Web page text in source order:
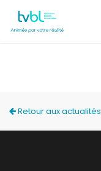
Retour aux actualités